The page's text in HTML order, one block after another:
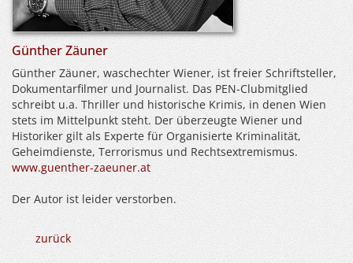
Günther Zäuner
Günther Zäuner, waschechter Wiener, ist freier Schriftsteller,
Dokumentarfilmer und Journalist. Das PEN-Clubmitglied
schreibt u.a. Thriller und historische Krimis, in denen Wien
stets im Mittelpunkt steht. Der überzeugte Wiener und
Historiker gilt als Experte für Organisierte Kriminalität,
Geheimdienste, Terrorismus und Rechtsextremismus.
www.guenther-zaeuner.at
Der Autor ist leider verstorben.
zurück